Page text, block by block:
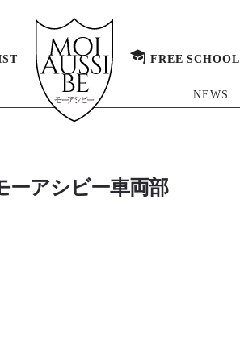
FREE SCHOOL
NEWS
ーアシビー車両部